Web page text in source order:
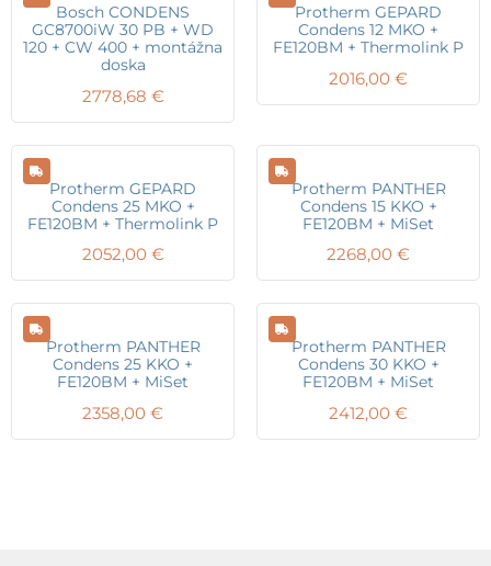
Bosch CONDENS
GC8700iW 30 PB + WD
120 + CW 400 + montážna
doska
2778,68 €
Protherm GEPARD
Condens 12 MKO +
FE120BM + Thermolink P
2016,00 €
Protherm GEPARD
Condens 25 MKO +
FE120BM + Thermolink P
2052,00 €
Protherm PANTHER
Condens 15 KKO +
FE120BM + MiSet
2268,00 €
Protherm PANTHER
Condens 25 KKO +
FE120BM + MiSet
2358,00 €
Protherm PANTHER
Condens 30 KKO +
FE120BM + MiSet
2412,00 €